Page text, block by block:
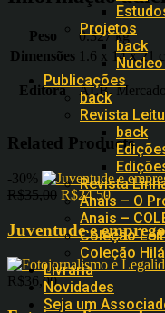
Projetos
back
Publicações
back
Revista
back
Revista
Anais – O
Anais –
Coleção
Coleção
Livraria
Novidades
Seja um
Peso
0.327 kg
Dimensões 1.6 x 14 x 21
Editora ALB,
Related Products
-30%
R$35,00 R$24,50
Juventude e
R$36,00